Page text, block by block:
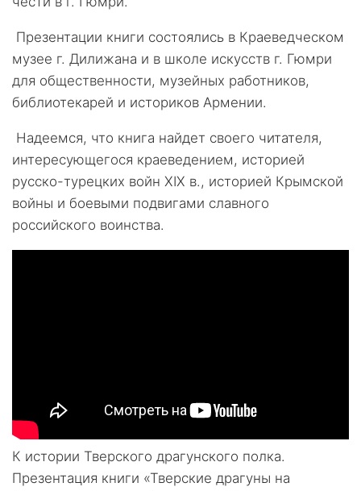
Презентации книги состоялись в Краеведческом
музее г. Дилижана и в школе искусств г. Гюмри
для общественности, музейных работников,
библиотекарей и историков Армении.
Надеемся, что книга найдет своего читателя,
интересующегося краеведением, историей
русско-турецких войн ХIХ в., историей Крымской
войны и боевыми подвигами славного
российского воинства.
К истории Тверского драгунского полка.
Презентация книги «Тверские драгуны на